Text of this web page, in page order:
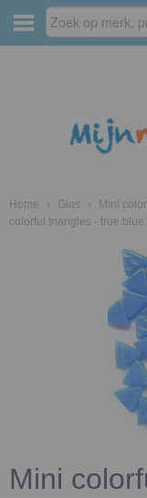
Home › Glas › Mini
colorful triangles - true
Mini